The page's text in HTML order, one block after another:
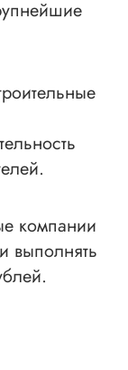
компании
выполнять